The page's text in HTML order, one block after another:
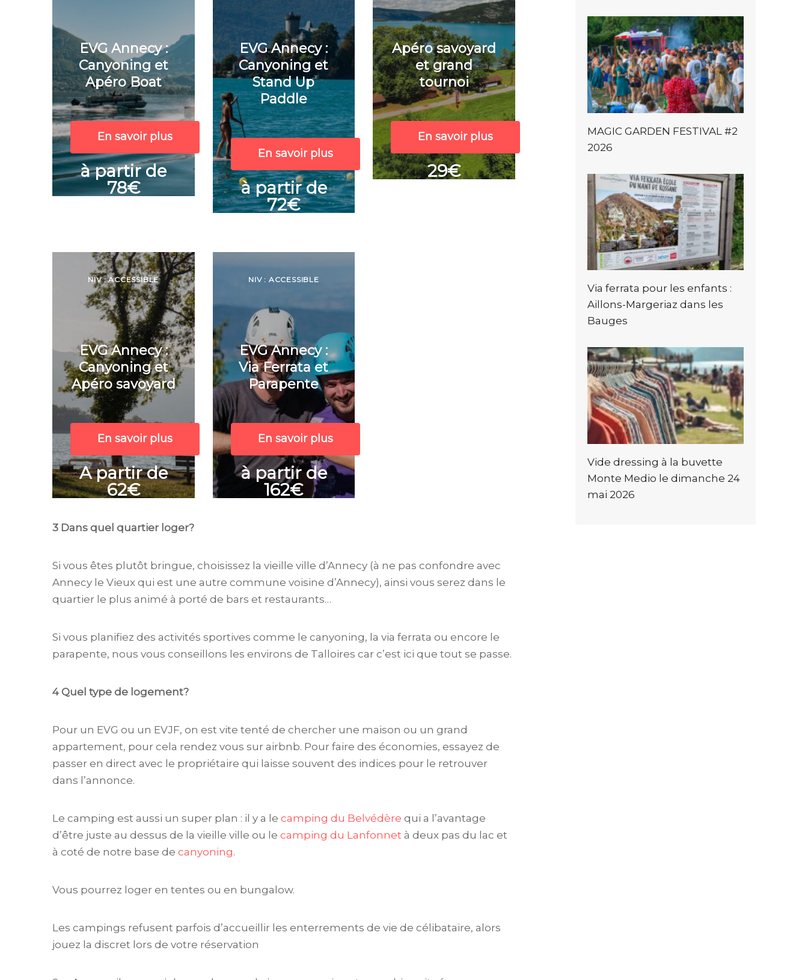
EVG Annecy :
Canyoning et
Apéro Boat
En savoir plus
à partir de
78€
EVG Annecy :
Canyoning et
Stand Up
Paddle
En savoir plus
à partir de
72€
Apéro savoyard
et grand
tournoi
En savoir plus
29€
NIV : ACCESSIBLE
EVG Annecy :
Canyoning et
Apéro savoyard
En savoir plus
A partir de
62€
NIV : ACCESSIBLE
EVG Annecy :
Via Ferrata et
Parapente
En savoir plus
à partir de
162€
3 Dans quel quartier loger?
Si vous êtes plutôt bringue, choisissez la vieille ville d’Annecy (à ne pas confondre avec
Annecy le Vieux qui est une autre commune voisine d’Annecy), ainsi vous serez dans le
quartier le plus animé à porté de bars et restaurants…
Si vous planifiez des activités sportives comme le canyoning, la via ferrata ou encore le
parapente, nous vous conseillons les environs de Talloires car c’est ici que tout se passe.
4 Quel type de logement?
Pour un EVG ou un EVJF, on est vite tenté de chercher une maison ou un grand
appartement, pour cela rendez vous sur airbnb. Pour faire des économies, essayez de
passer en direct avec le propriétaire qui laisse souvent des indices pour le retrouver
dans l’annonce.
Le camping est aussi un super plan : il y a le camping du Belvédère qui a l’avantage
d’être juste au dessus de la vieille ville ou le camping du Lanfonnet à deux pas du lac et
à coté de notre base de canyoning.
Vous pourrez loger en tentes ou en bungalow.
Les campings refusent parfois d’accueillir les enterrements de vie de célibataire, alors
jouez la discret lors de votre réservation
MAGIC GARDEN FESTIVAL #2
2026
Via ferrata pour les enfants :
Aillons-Margeriaz dans les
Bauges
Vide dressing à la buvette
Monte Medio le dimanche 24
mai 2026